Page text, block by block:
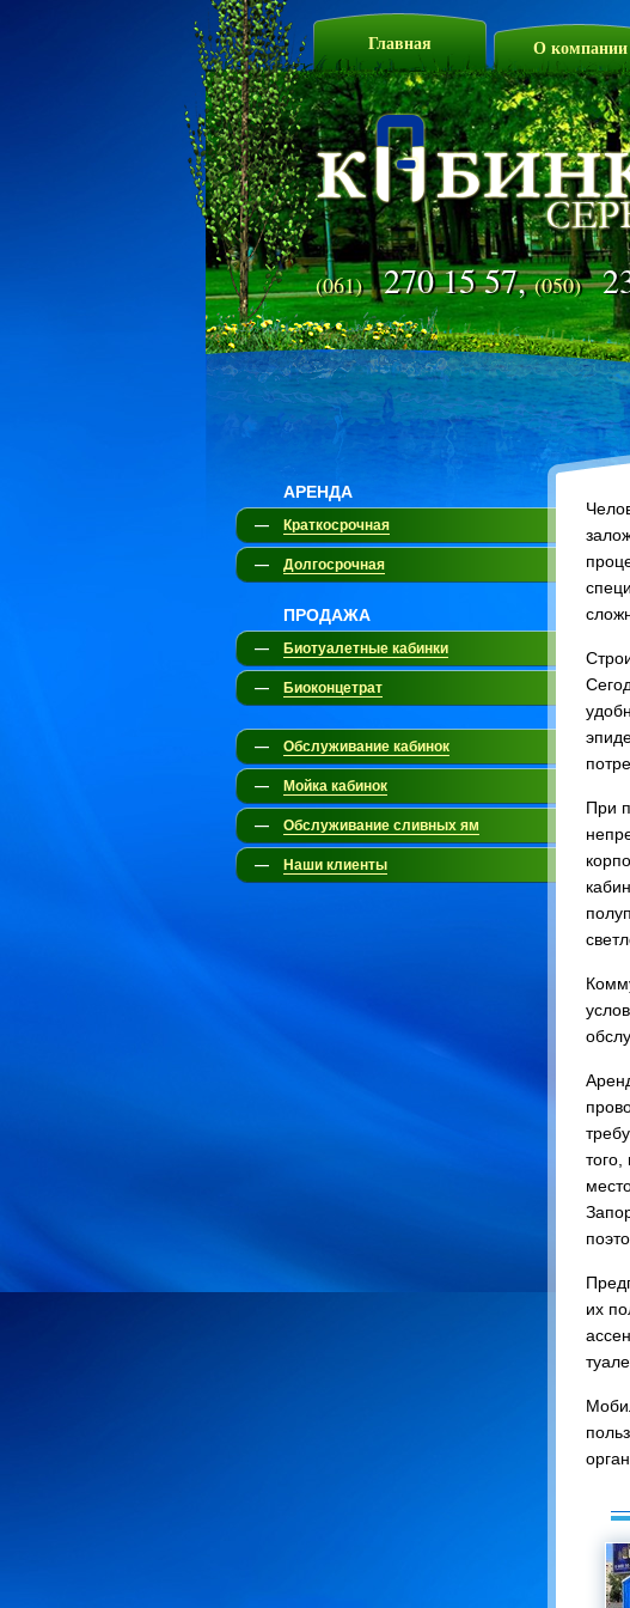
(061)270 15 57,(050)
Главная О компании
АРЕНДА
— Краткосрочная
— Долгосрочная
ПРОДАЖА
— Биотуалетные кабинки
— Биоконцетрат
— Обслуживание кабинок
— Мойка кабинок
— Обслуживание сливных ям
— Наши клиенты
При
того,
их